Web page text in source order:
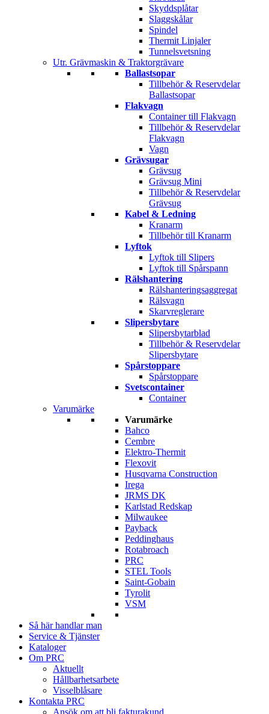
Skyddsplåtar
Slaggskålar
Spindel
Thermit Linjaler
Tunnelsvetsning
Utr. Grävmaskin & Traktorgrävare
Ballastsopar
Tillbehör & Reservdelar
Ballastsopar
Flakvagn
Container till Flakvagn
Tillbehör & Reservdelar
Flakvagn
Vagn
Grävsugar
Grävsug
Grävsug Mini
Tillbehör & Reservdelar
Grävsug
Kabel & Ledning
Kranarm
Tillbehör till Kranarm
Lyftok
Lyftok till Slipers
Lyftok till Spårspann
Rälshantering
Rälshanteringsaggregat
Rälsvagn
Skarvreglerare
Slipersbytare
Slipersbytarblad
Tillbehör & Reservdelar
Slipersbytare
Spårstoppare
Spårstoppare
Svetscontainer
Container
Varumärke
Varumärke
Bahco
Cembre
Elektro-Thermit
Flexovit
Husqvarna Construction
Irega
JRMS DK
Karlstad Redskap
Milwaukee
Payback
Peddinghaus
Rotabroach
PRC
STEL Tools
Saint-Gobain
Tyrolit
VSM
Så här handlar man
Service & Tjänster
Kataloger
Om PRC
Aktuellt
Hållbarhetsarbete
Visselblåsare
Kontakta PRC
Ansök om att bli fakturakund